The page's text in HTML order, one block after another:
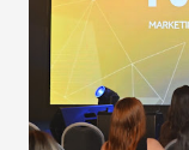
contaminação
secretário.
contaminação
população e ao